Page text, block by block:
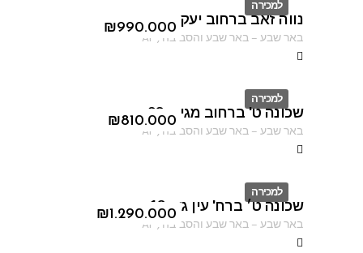
למכירה
ID
₪990.000
נווה זאב ברחוב יעקב פיכמן
באר שבע–באר שבע והסביבה ,
AF
למכירה
ID
₪810.000
שכונה ט' ברחוב מגידו 38
באר שבע–באר שבע והסביבה ,
AF
למכירה
ID
₪1.290.000
שכונה ט׳ ברח' עין גדי 18
באר שבע–באר שבע והסביבה ,
AF